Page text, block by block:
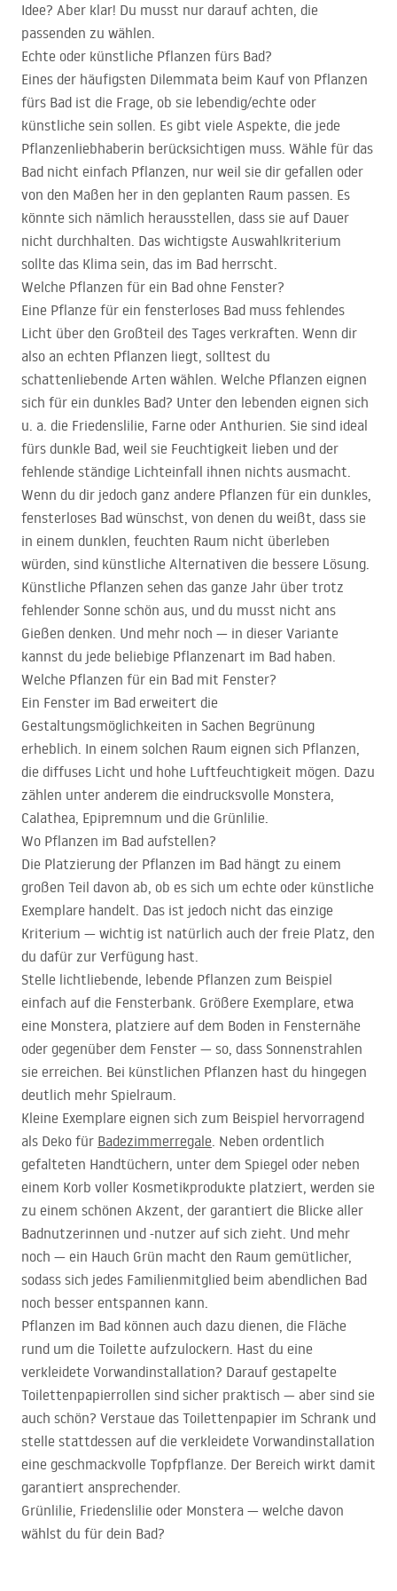
Idee? Aber klar! Du musst nur darauf achten, die
passenden zu wählen.
Echte oder künstliche Pflanzen fürs Bad?
Eines der häufigsten Dilemmata beim Kauf von Pflanzen
fürs Bad ist die Frage, ob sie lebendig/echte oder
künstliche sein sollen. Es gibt viele Aspekte, die jede
Pflanzenliebhaberin berücksichtigen muss. Wähle für das
Bad nicht einfach Pflanzen, nur weil sie dir gefallen oder
von den Maßen her in den geplanten Raum passen. Es
könnte sich nämlich herausstellen, dass sie auf Dauer
nicht durchhalten. Das wichtigste Auswahlkriterium
sollte das Klima sein, das im Bad herrscht.
Welche Pflanzen für ein Bad ohne Fenster?
Eine Pflanze für ein fensterloses Bad muss fehlendes
Licht über den Großteil des Tages verkraften. Wenn dir
also an echten Pflanzen liegt, solltest du
schattenliebende Arten wählen. Welche Pflanzen eignen
sich für ein dunkles Bad? Unter den lebenden eignen sich
u. a. die Friedenslilie, Farne oder Anthurien. Sie sind ideal
fürs dunkle Bad, weil sie Feuchtigkeit lieben und der
fehlende ständige Lichteinfall ihnen nichts ausmacht.
Wenn du dir jedoch ganz andere Pflanzen für ein dunkles,
fensterloses Bad wünschst, von denen du weißt, dass sie
in einem dunklen, feuchten Raum nicht überleben
würden, sind künstliche Alternativen die bessere Lösung.
Künstliche Pflanzen sehen das ganze Jahr über trotz
fehlender Sonne schön aus, und du musst nicht ans
Gießen denken. Und mehr noch — in dieser Variante
kannst du jede beliebige Pflanzenart im Bad haben.
Welche Pflanzen für ein Bad mit Fenster?
Ein Fenster im Bad erweitert die
Gestaltungsmöglichkeiten in Sachen Begrünung
erheblich. In einem solchen Raum eignen sich Pflanzen,
die diffuses Licht und hohe Luftfeuchtigkeit mögen. Dazu
zählen unter anderem die eindrucksvolle Monstera,
Calathea, Epipremnum und die Grünlilie.
Wo Pflanzen im Bad aufstellen?
Die Platzierung der Pflanzen im Bad hängt zu einem
großen Teil davon ab, ob es sich um echte oder künstliche
Exemplare handelt. Das ist jedoch nicht das einzige
Kriterium — wichtig ist natürlich auch der freie Platz, den
du dafür zur Verfügung hast.
Stelle lichtliebende, lebende Pflanzen zum Beispiel
einfach auf die Fensterbank. Größere Exemplare, etwa
eine Monstera, platziere auf dem Boden in Fensternähe
oder gegenüber dem Fenster — so, dass Sonnenstrahlen
sie erreichen. Bei künstlichen Pflanzen hast du hingegen
deutlich mehr Spielraum.
Kleine Exemplare eignen sich zum Beispiel hervorragend
als Deko für Badezimmerregale. Neben ordentlich
gefalteten Handtüchern, unter dem Spiegel oder neben
einem Korb voller Kosmetikprodukte platziert, werden sie
zu einem schönen Akzent, der garantiert die Blicke aller
Badnutzerinnen und -nutzer auf sich zieht. Und mehr
noch — ein Hauch Grün macht den Raum gemütlicher,
sodass sich jedes Familienmitglied beim abendlichen Bad
noch besser entspannen kann.
Pflanzen im Bad können auch dazu dienen, die Fläche
rund um die Toilette aufzulockern. Hast du eine
verkleidete Vorwandinstallation? Darauf gestapelte
Toilettenpapierrollen sind sicher praktisch — aber sind sie
auch schön? Verstaue das Toilettenpapier im Schrank und
stelle stattdessen auf die verkleidete Vorwandinstallation
eine geschmackvolle Topfpflanze. Der Bereich wirkt damit
garantiert ansprechender.
Grünlilie, Friedenslilie oder Monstera — welche davon
wählst du für dein Bad?